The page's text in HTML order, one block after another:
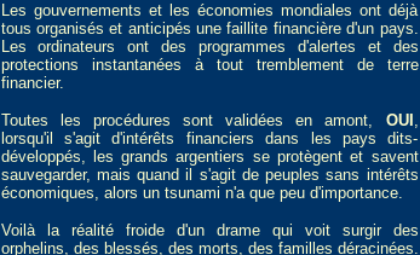
Les gouvernements et les économies mondiales ont déjà
tous organisés et anticipés une faillite financière d'un pays.
Les ordinateurs ont des programmes d'alertes et des
protections instantanées à tout tremblement de terre
financier.
Toutes les procédures sont validées en amont, OUI ,
lorsqu'il s'agit d'intérêts financiers dans les pays dits-
développés, les grands argentiers se protègent et savent
sauvegarder, mais quand il s'agit de peuples sans intérêts
économiques, alors un tsunami n'a que peu d'importance.
Voilà la réalité froide d'un drame qui voit surgir des
orphelins, des blessés, des morts, des familles déracinées.